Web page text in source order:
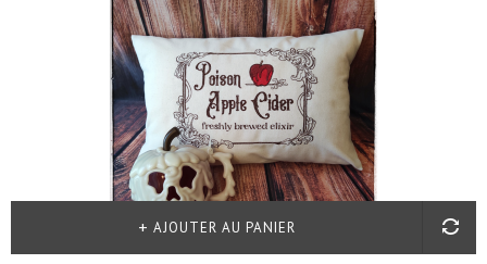
AJOUTER AU PANIER